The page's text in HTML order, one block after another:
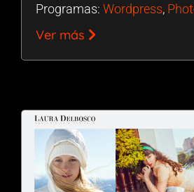
Programas: Wordpress,
Ver más